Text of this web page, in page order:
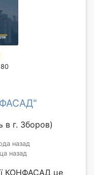
в г. Зборов)
назад
назад
КОНФАСАД це